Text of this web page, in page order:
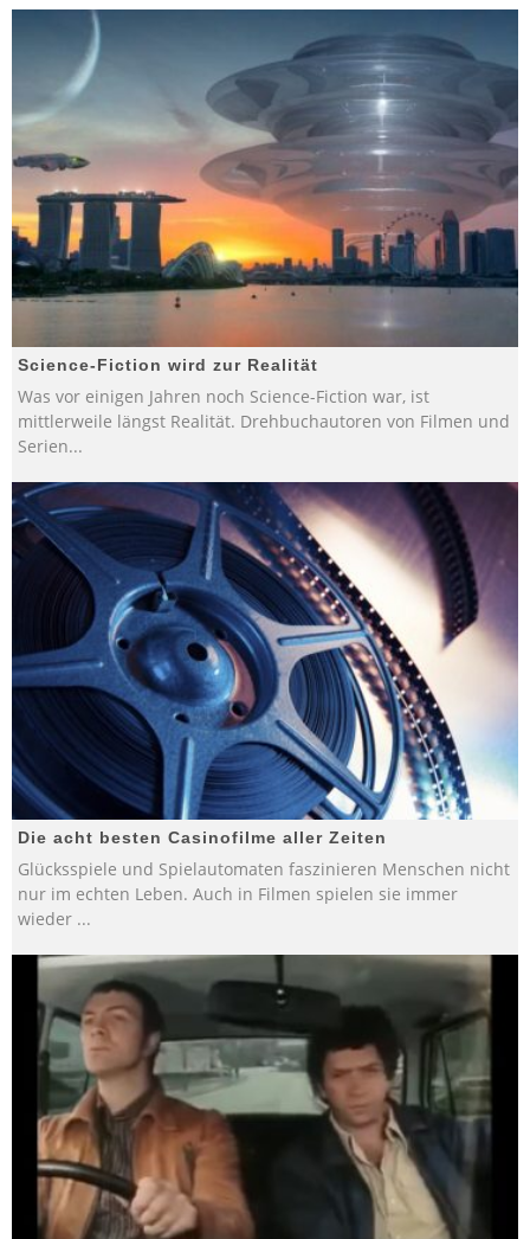
Science-Fiction wird zur Realität
Was vor einigen Jahren noch Science-Fiction war, ist
mittlerweile längst Realität. Drehbuchautoren von Filmen und
Serien...
Die acht besten Casinofilme aller Zeiten
Glücksspiele und Spielautomaten faszinieren Menschen nicht
nur im echten Leben. Auch in Filmen spielen sie immer
wieder ...